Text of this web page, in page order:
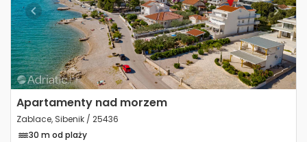
Previous Next
Apartamenty nad morzem
Zablace, Sibenik / 25436
30 m od plaży